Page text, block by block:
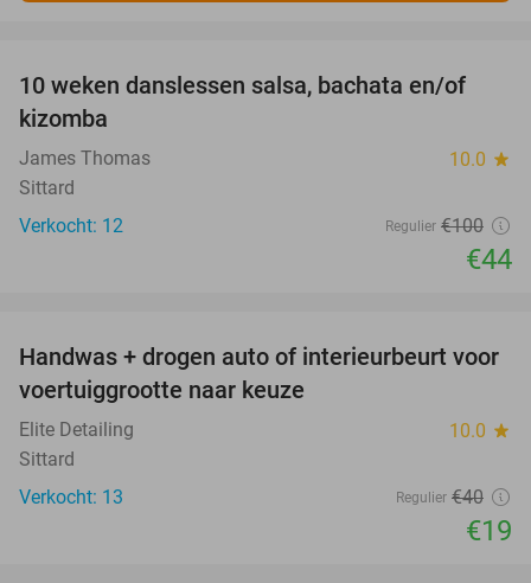
56%
10 weken danslessen salsa, bachata en/of
kizomba
James Thomas 10.0 star
Sittard
Verkocht: 12
Regulier €100
€44
53%
Handwas + drogen auto of interieurbeurt voor
voertuiggrootte naar keuze
Elite Detailing 10.0 star
Sittard
Verkocht: 13
Regulier €40
€19